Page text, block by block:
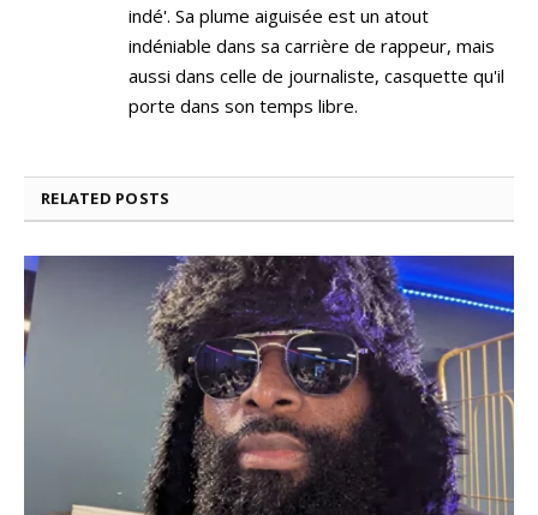
indé'. Sa plume aiguisée est un atout
indéniable dans sa carrière de rappeur, mais
aussi dans celle de journaliste, casquette qu'il
porte dans son temps libre.
RELATED POSTS